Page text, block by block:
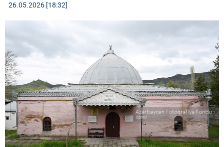
26.05.2026 [18:32]